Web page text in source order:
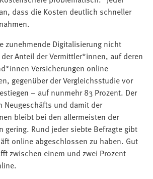
dass die Kosten deutlich schneller
zunehmende Digitalisierung nicht
Anteil der Vermittler*innen, auf deren
Versicherungen online
gegenüber der Vergleichsstudie vor
– auf nunmehr 83 Prozent. Der
Neugeschäfts und damit der
bleibt bei den allermeisten der
gering. Rund jeder siebte Befragte gibt
online abgeschlossen zu haben. Gut
zwischen einem und zwei Prozent